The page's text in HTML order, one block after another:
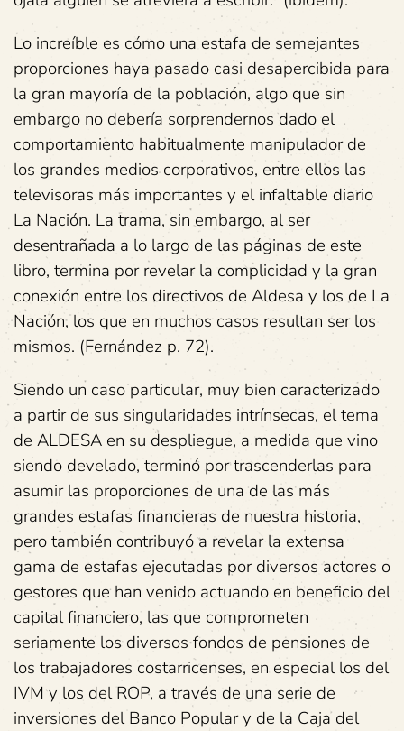
Lo increíble es cómo una estafa de semejantes
proporciones haya pasado casi desapercibida para
la gran mayoría de la población, algo que sin
embargo no debería sorprendernos dado el
comportamiento habitualmente manipulador de
los grandes medios corporativos, entre ellos las
televisoras más importantes y el infaltable diario
La Nación. La trama, sin embargo, al ser
desentrañada a lo largo de las páginas de este
libro, termina por revelar la complicidad y la gran
conexión entre los directivos de Aldesa y los de La
Nación, los que en muchos casos resultan ser los
mismos. (Fernández p. 72).
Siendo un caso particular, muy bien caracterizado
a partir de sus singularidades intrínsecas, el tema
de ALDESA en su despliegue, a medida que vino
siendo develado, terminó por trascenderlas para
asumir las proporciones de una de las más
grandes estafas financieras de nuestra historia,
pero también contribuyó a revelar la extensa
gama de estafas ejecutadas por diversos actores o
gestores que han venido actuando en beneficio del
capital financiero, las que comprometen
seriamente los diversos fondos de pensiones de
los trabajadores costarricenses, en especial los del
IVM y los del ROP, a través de una serie de
inversiones del Banco Popular y de la Caja del